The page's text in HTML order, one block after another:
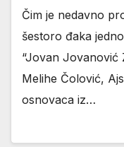
Čim je nedavno
šestoro đaka
“Jovan Jovanović
Melihe Čolović,
osnovaca iz…